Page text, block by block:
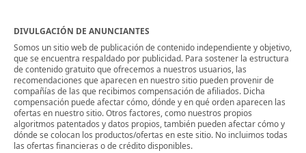
DIVULGACIÓN DE ANUNCIANTES
Somos un sitio web de publicación de contenido independiente y objetivo,
que se encuentra respaldado por publicidad. Para sostener la estructura
de contenido gratuito que ofrecemos a nuestros usuarios, las
recomendaciones que aparecen en nuestro sitio pueden provenir de
compañías de las que recibimos compensación de afiliados. Dicha
compensación puede afectar cómo, dónde y en qué orden aparecen las
ofertas en nuestro sitio. Otros factores, como nuestros propios
algoritmos patentados y datos propios, también pueden afectar cómo y
dónde se colocan los productos/ofertas en este sitio. No incluimos todas
las ofertas financieras o de crédito disponibles.